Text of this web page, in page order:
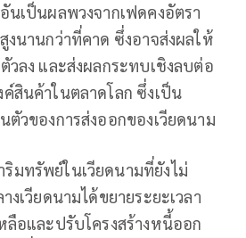
นเป็นผลพวงจากเฟดคงอัตรา
งนานกว่าที่คาด ซึ่งอาจส่งผลให้
วลง และส่งผลกระทบเชิงลบต่อ
สินค้าในตลาดโลก ซึ่งเป็น
ตัวของการส่งออกของเวียดนาม
มทรัพย์ในเวียดนามที่ยังไม่
งเวียดนามได้ขยายระยะเวลา
ลือและปรับโครงสร้างหนี้ออก